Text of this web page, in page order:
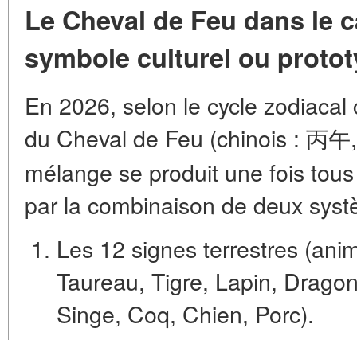
Le Cheval de Feu dans le
symbole culturel ou
En 2026, selon le cycle
du Cheval de Feu (chinois : 丙
mélange se produit une fois
par la combinaison de deux
Les 12 signes terrestres
Taureau, Tigre, Lapin,
Singe, Coq, Chien, Porc).